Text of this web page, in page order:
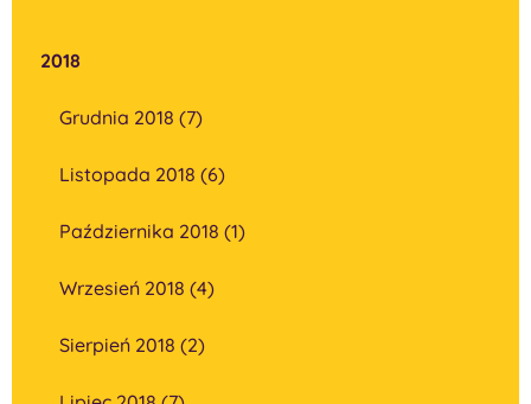
2018
Grudnia 2018 (7)
Listopada 2018 (6)
Października 2018 (1)
Wrzesień 2018 (4)
Sierpień 2018 (2)